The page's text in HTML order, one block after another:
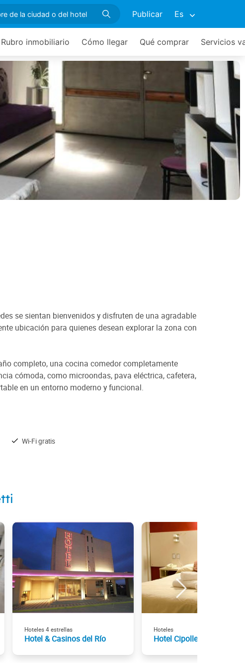
Publicar Es
Rubro inmobiliario Cómo llegar Qué comprar Servicios
se sientan bienvenidos y disfruten de una agradable
ubicación para quienes desean explorar la zona con
completo, una cocina comedor completamente
cómoda, como microondas, pava eléctrica, cafetera,
en un entorno moderno y funcional.
Wi-Fi gratis
Hoteles 4 estrellas
Hotel & Casinos del Río
Hoteles
Hotel Cipolletti